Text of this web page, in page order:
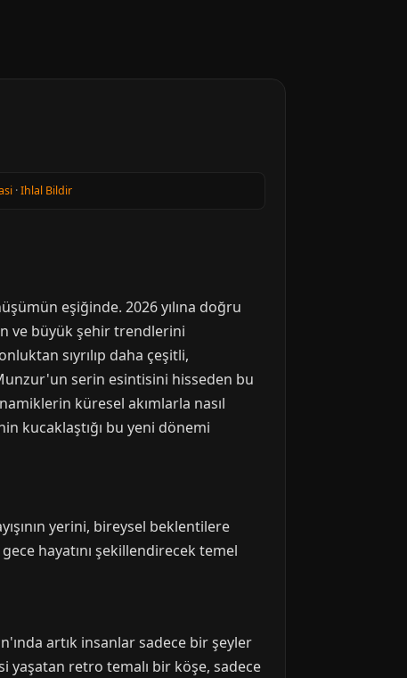
·Ihlal Bildir
eşiğinde. 2026 yılına doğru
ve büyük şehir trendlerini
sıyrılıp daha çeşitli,
serin esintisini hisseden bu
küresel akımlarla nasıl
kucaklaştığı bu yeni dönemi
yerini, bireysel beklentilere
hayatını şekillendirecek temel
artık insanlar sadece bir şeyler
yaşatan retro temalı bir köşe, sadece